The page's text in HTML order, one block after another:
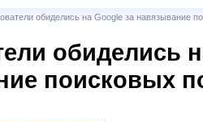
обиделись на Google за навязывание
обиделись
поисковых